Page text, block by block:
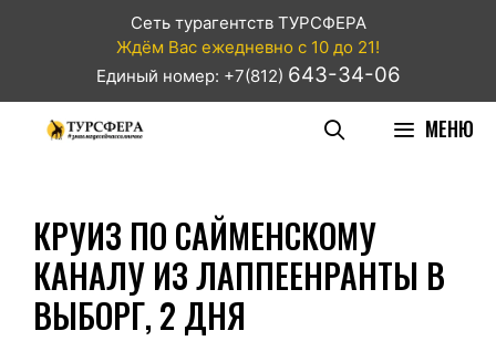
Сеть турагентств ТУРСФЕРА
Ждём Вас ежедневно с 10 до 21!
Единый номер: +7(812) 643-34-06
МЕНЮ
КРУИЗ ПО САЙМЕНСКОМУ
КАНАЛУ ИЗ ЛАППЕЕНРАНТЫ В
ВЫБОРГ, 2 ДНЯ